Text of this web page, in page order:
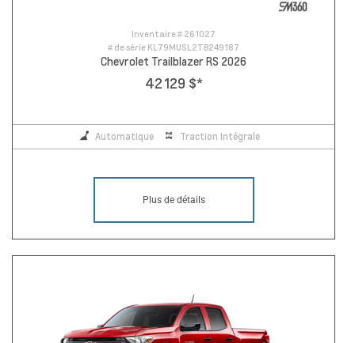
Inventaire # 261027
# de série KL79MUSL2TB249187
Chevrolet Trailblazer RS 2026
42 129 $*
Automatique Traction Intégrale
Plus de détails